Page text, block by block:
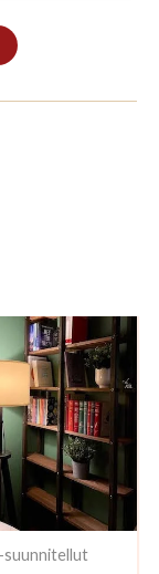
suunnitellut